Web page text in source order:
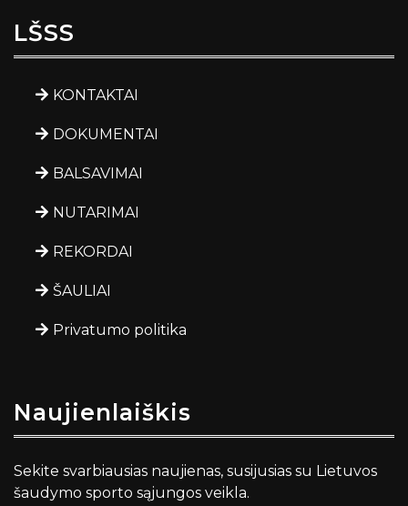
LŠSS
KONTAKTAI
DOKUMENTAI
BALSAVIMAI
NUTARIMAI
REKORDAI
ŠAULIAI
Privatumo politika
Naujienlaiškis
Sekite svarbiausias naujienas, susijusias su Lietuvos
šaudymo sporto sąjungos veikla.